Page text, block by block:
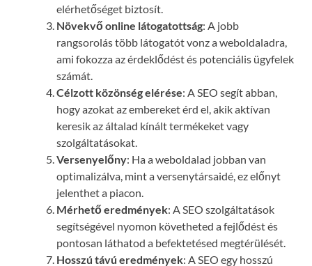
elérhetőséget biztosít.
Növekvő online látogatottság: A jobb
rangsorolás több látogatót vonz a weboldaladra,
ami fokozza az érdeklődést és potenciális ügyfelek
számát.
Célzott közönség elérése: A SEO segít abban,
hogy azokat az embereket érd el, akik aktívan
keresik az általad kínált termékeket vagy
szolgáltatásokat.
Versenyelőny: Ha a weboldalad jobban van
optimalizálva, mint a versenytársaidé, ez előnyt
jelenthet a piacon.
Mérhető eredmények: A SEO szolgáltatások
segítségével nyomon követheted a fejlődést és
pontosan láthatod a befektetésed megtérülését.
Hosszú távú eredmények: A SEO egy hosszú